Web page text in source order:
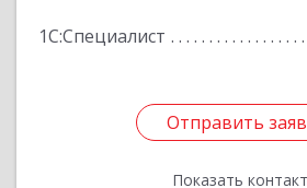
1С:Специалист
Отправить
Показать
Отправить
Назад